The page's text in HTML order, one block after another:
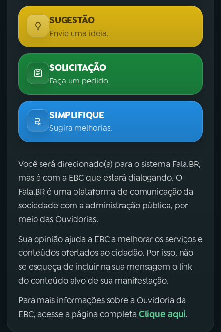
SUGESTÃO
Envie uma ideia.
SOLICITAÇÃO
Faça um pedido.
SIMPLIFIQUE
Sugira melhorias.
Você será direcionado(a) para o sistema Fala.BR,
mas é com a EBC que estará dialogando. O
Fala.BR é uma plataforma de comunicação da
sociedade com a administração pública, por
meio das Ouvidorias.
Sua opinião ajuda a EBC a melhorar os serviços e
conteúdos ofertados ao cidadão. Por isso, não
se esqueça de incluir na sua mensagem o link
do conteúdo alvo de sua manifestação.
Para mais informações sobre a Ouvidoria da
EBC, acesse a página completa Clique aqui.